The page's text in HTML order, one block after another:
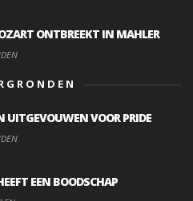
ONTBREEKT IN MAHLER
UITGEVOUWEN VOOR PRIDE
EEN BOODSCHAP